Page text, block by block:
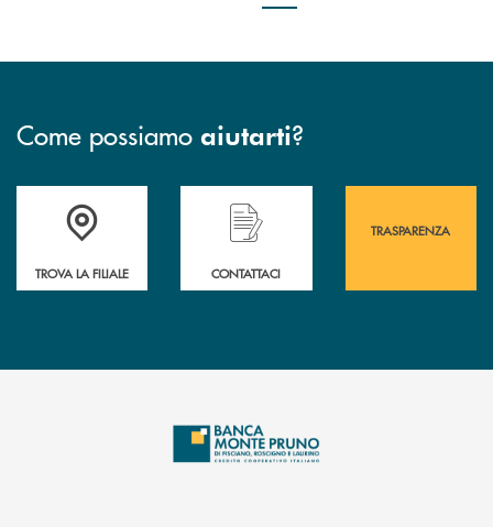
Come possiamo aiutarti?
Accedi all' elenco completo&nbsp; delle&nbsp; filiali&nbsp; di Banca
TROVA LA FILIALE
Hai bisogno di assistenza immediata?
CONTATTACI
TRASPARENZA